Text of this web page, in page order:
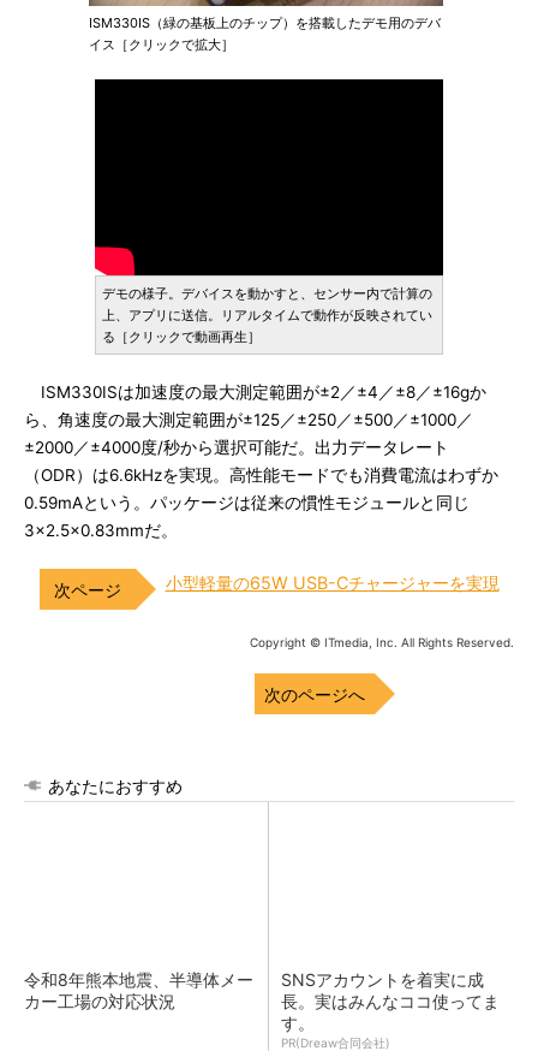
ISM330IS（緑の基板上のチップ）を搭載したデモ用のデバ
イス［クリックで拡大］
デモの様子。デバイスを動かすと、センサー内で計算の
上、アプリに送信。リアルタイムで動作が反映されてい
る［クリックで動画再生］
ISM330ISは加速度の最大測定範囲が±2／±4／±8／±16gか
ら、角速度の最大測定範囲が±125／±250／±500／±1000／
±2000／±4000度/秒から選択可能だ。出力データレート
（ODR）は6.6kHzを実現。高性能モードでも消費電流はわずか
0.59mAという。パッケージは従来の慣性モジュールと同じ
3×2.5×0.83mmだ。
小型軽量の65W USB-Cチャージャーを実現
Copyright © ITmedia, Inc. All Rights Reserved.
次のページへ
あなたにおすすめ
令和8年熊本地震、半導体メー
カー工場の対応状況
SNSアカウントを着実に成
長。実はみんなココ使ってま
す。
PR(Dreaw合同会社)